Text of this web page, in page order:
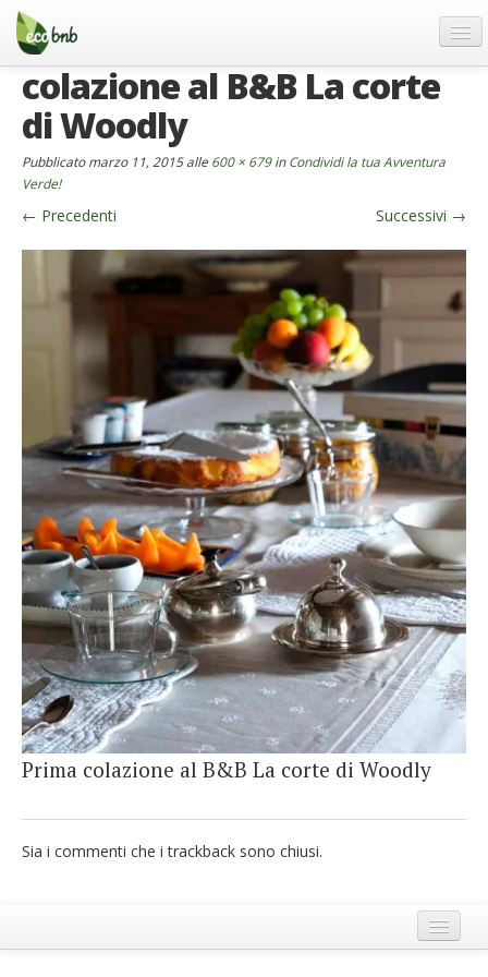
Menu
Salta
contenuto
Blog
Offerte Speciali
Regali
FAQ
Chi Siamo
Contatti
German
English
Spanish
French
Italiano
colazione al B&B La corte
di Woodly
Pubblicatomarzo 11, 2015alle 600 × 679inCondividi la tua Avventura
Verde!
← Precedenti Successivi →
Prima colazione al B&B La corte di Woodly
Sia i commenti che i trackback sono chiusi.